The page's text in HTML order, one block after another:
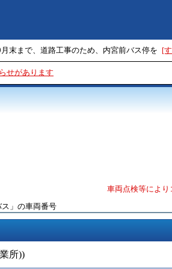
月末まで、道路工事のため、内宮前バス停を [
せがあります
車両点検等により
」 の車両番号
所))